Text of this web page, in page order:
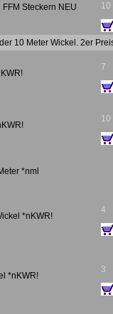
Steckern NEU
10
10 Meter Wickel. 2er
7
10
*nml
*nKWR!
4
*nKWR!
3